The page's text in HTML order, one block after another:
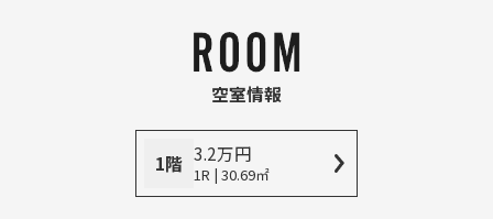
空室情報
1階 3.2万円
1R | 30.69㎡